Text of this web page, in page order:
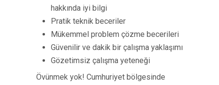
hakkında iyi bilgi
Pratik teknik beceriler
Mükemmel problem çözme becerileri
Güvenilir ve dakik bir çalışma yaklaşımı
Gözetimsiz çalışma yeteneği
Övünmek yok! Cumhuriyet bölgesinde